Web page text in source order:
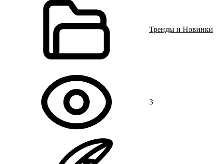
Тренды и Новинки
3